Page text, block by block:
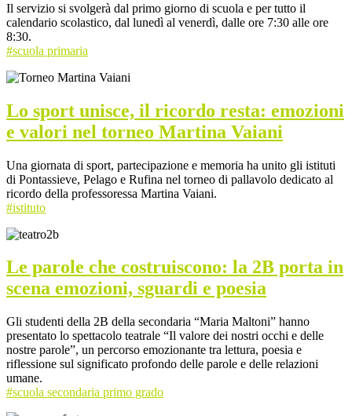
Il servizio si svolgerà dal primo giorno di scuola e per tutto il
calendario scolastico, dal lunedì al venerdì, dalle ore 7:30 alle ore
8:30.
#scuola primaria
Lo sport unisce, il ricordo resta: emozioni
e valori nel torneo Martina Vaiani
Una giornata di sport, partecipazione e memoria ha unito gli istituti
di Pontassieve, Pelago e Rufina nel torneo di pallavolo dedicato al
ricordo della professoressa Martina Vaiani.
#istituto
Le parole che costruiscono: la 2B porta in
scena emozioni, sguardi e poesia
Gli studenti della 2B della secondaria “Maria Maltoni” hanno
presentato lo spettacolo teatrale “Il valore dei nostri occhi e delle
nostre parole”, un percorso emozionante tra lettura, poesia e
riflessione sul significato profondo delle parole e delle relazioni
umane.
#scuola secondaria primo grado